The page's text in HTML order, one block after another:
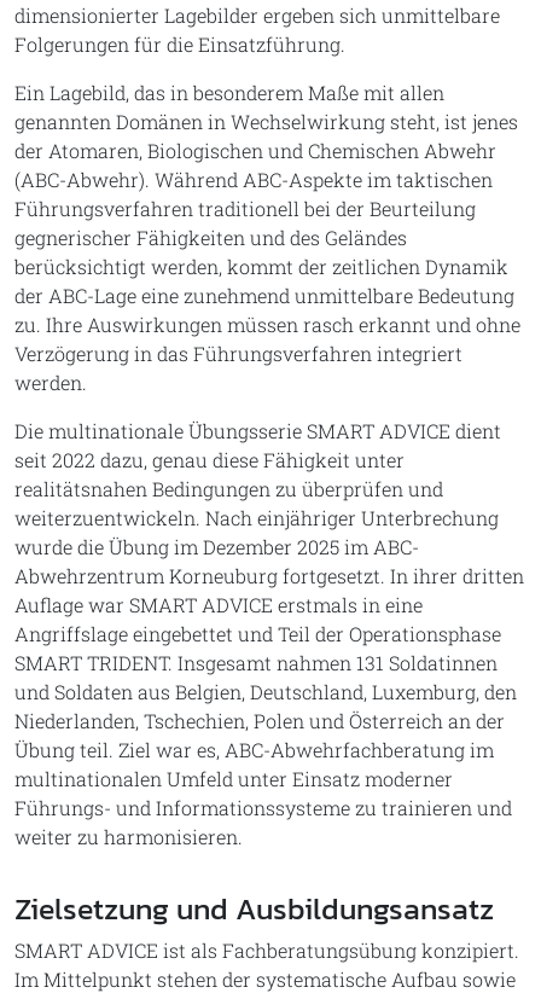
dimensionierter Lagebilder ergeben sich unmittelbare
Folgerungen für die Einsatzführung.
Ein Lagebild, das in besonderem Maße mit allen
genannten Domänen in Wechselwirkung steht, ist jenes
der Atomaren, Biologischen und Chemischen Abwehr
(ABC-Abwehr). Während ABC-Aspekte im taktischen
Führungsverfahren traditionell bei der Beurteilung
gegnerischer Fähigkeiten und des Geländes
berücksichtigt werden, kommt der zeitlichen Dynamik
der ABC-Lage eine zunehmend unmittelbare Bedeutung
zu. Ihre Auswirkungen müssen rasch erkannt und ohne
Verzögerung in das Führungsverfahren integriert
werden.
Die multinationale Übungsserie SMART ADVICE dient
seit 2022 dazu, genau diese Fähigkeit unter
realitätsnahen Bedingungen zu überprüfen und
weiterzuentwickeln. Nach einjähriger Unterbrechung
wurde die Übung im Dezember 2025 im ABC-
Abwehrzentrum Korneuburg fortgesetzt. In ihrer dritten
Auflage war SMART ADVICE erstmals in eine
Angriffslage eingebettet und Teil der Operationsphase
SMART TRIDENT. Insgesamt nahmen 131 Soldatinnen
und Soldaten aus Belgien, Deutschland, Luxemburg, den
Niederlanden, Tschechien, Polen und Österreich an der
Übung teil. Ziel war es, ABC-Abwehrfachberatung im
multinationalen Umfeld unter Einsatz moderner
Führungs- und Informationssysteme zu trainieren und
weiter zu harmonisieren.
Zielsetzung und Ausbildungsansatz
SMART ADVICE ist als Fachberatungsübung konzipiert.
Im Mittelpunkt stehen der systematische Aufbau sowie